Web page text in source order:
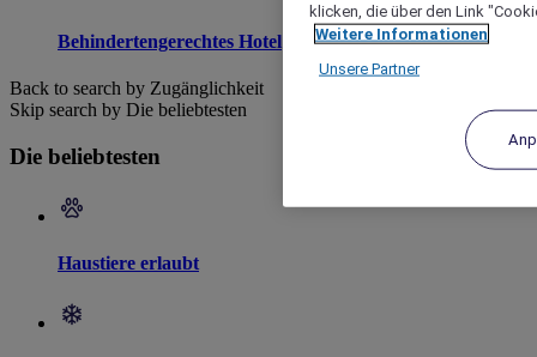
Behindertengerechtes Hotel
Back to search by Zugänglichkeit
Skip search by Die beliebtesten
Die beliebtesten
Haustiere erlaubt
klicken, die über den Link
Weitere Informationen
Unsere Partner